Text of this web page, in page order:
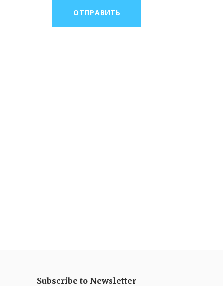
Subscribe to Newsletter